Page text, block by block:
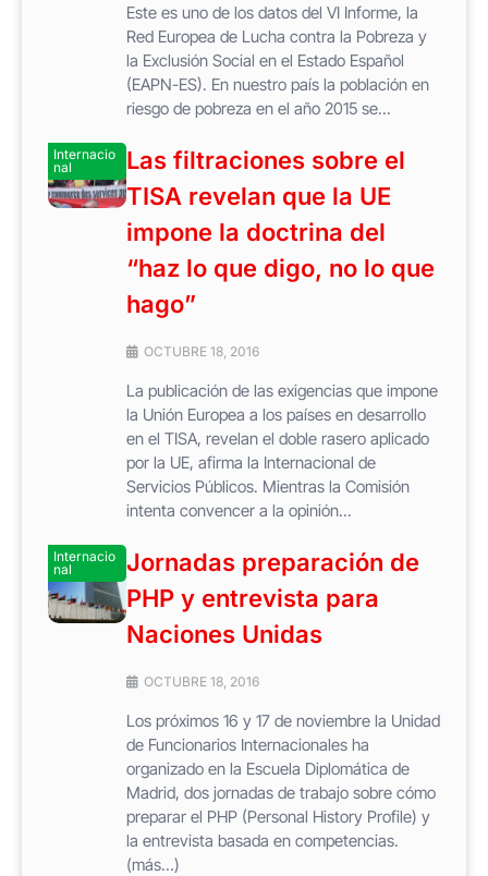
Este es uno de los datos del VI Informe, la
Red Europea de Lucha contra la Pobreza y
la Exclusión Social en el Estado Español
(EAPN-ES). En nuestro país la población en
riesgo de pobreza en el año 2015 se...
Internacio
nal
Las filtraciones sobre el
TISA revelan que la UE
impone la doctrina del
“haz lo que digo, no lo que
hago”
OCTUBRE 18, 2016
La publicación de las exigencias que impone
la Unión Europea a los países en desarrollo
en el TISA, revelan el doble rasero aplicado
por la UE, afirma la Internacional de
Servicios Públicos. Mientras la Comisión
intenta convencer a la opinión...
Internacio
nal
Jornadas preparación de
PHP y entrevista para
Naciones Unidas
OCTUBRE 18, 2016
Los próximos 16 y 17 de noviembre la Unidad
de Funcionarios Internacionales ha
organizado en la Escuela Diplomática de
Madrid, dos jornadas de trabajo sobre cómo
preparar el PHP (Personal History Profile) y
la entrevista basada en competencias.
(más…)